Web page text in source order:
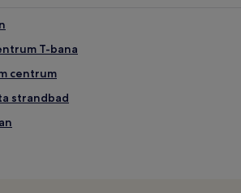
T-bana
centrum
strandbad